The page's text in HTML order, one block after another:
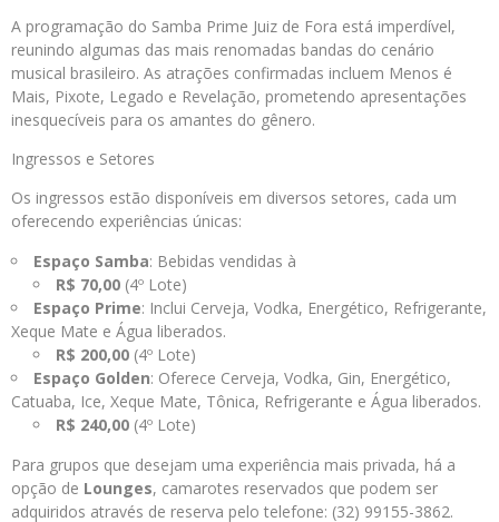
A programação do Samba Prime Juiz de Fora está imperdível,
reunindo algumas das mais renomadas bandas do cenário
musical brasileiro. As atrações confirmadas incluem Menos é
Mais, Pixote, Legado e Revelação, prometendo apresentações
inesquecíveis para os amantes do gênero.
Ingressos e Setores
Os ingressos estão disponíveis em diversos setores, cada um
oferecendo experiências únicas:
Espaço Samba: Bebidas vendidas à
R$ 70,00 (4º Lote)
Espaço Prime: Inclui Cerveja, Vodka, Energético, Refrigerante,
Xeque Mate e Água liberados.
R$ 200,00 (4º Lote)
Espaço Golden: Oferece Cerveja, Vodka, Gin, Energético,
Catuaba, Ice, Xeque Mate, Tônica, Refrigerante e Água liberados.
R$ 240,00 (4º Lote)
Para grupos que desejam uma experiência mais privada, há a
opção de Lounges, camarotes reservados que podem ser
adquiridos através de reserva pelo telefone: (32) 99155-3862.